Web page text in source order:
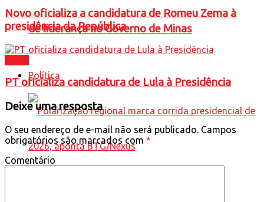
de liderança no Governo de Minas
Política
Novo oficializa a candidatura de Romeu Zema à
presidência da República
PT oficializa candidatura de Lula à Presidência
Deixe uma resposta
O seu endereço de e-mail não será publicado. Campos
obrigatórios são marcados com *
Comentário